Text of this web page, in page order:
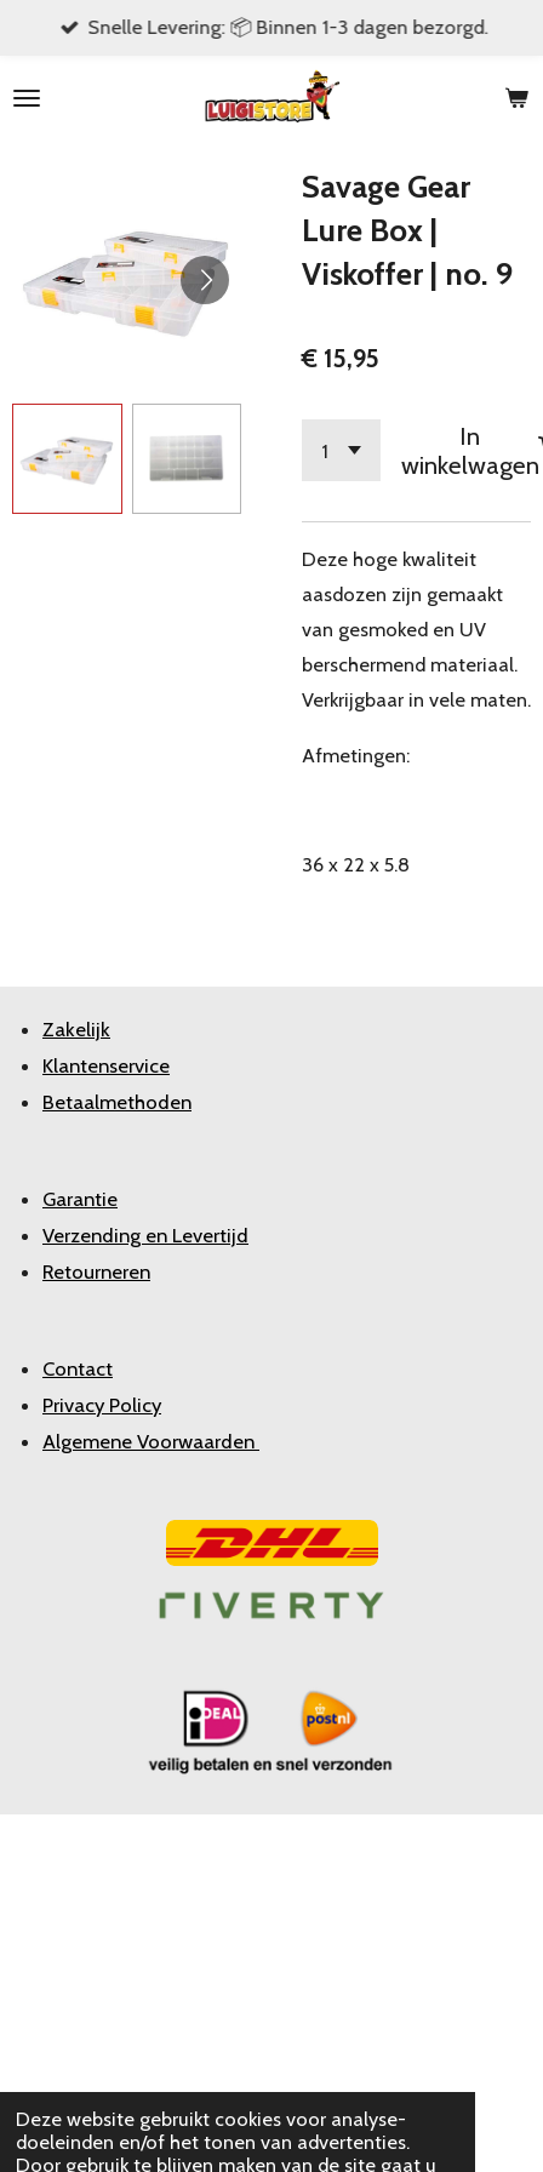
Deze website gebruikt cookies voor analyse-
doeleinden en/of het tonen van advertenties.
Door gebruik te blijven maken van de site gaat u
naar
Snelle Levering: 📦 Binnen 1-3 dagen bezorgd.
Savage Gear
Lure Box |
Viskoffer | no. 9
€ 15,95
In
winkelwagen
Deze hoge kwaliteit
aasdozen zijn gemaakt
van gesmoked en UV
berschermend materiaal.
Verkrijgbaar in vele maten.
Afmetingen:
36 x 22 x 5.8
Zakelijk
Klantenservice
Betaalmethoden
Garantie
Verzending en Levertijd
Retourneren
Contact
Privacy Policy
Algemene Voorwaarden